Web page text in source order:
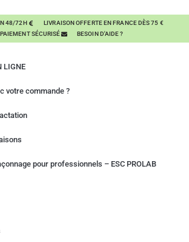
48/72H
LIVRAISON OFFERTE EN FRANCE DÈS 75 €
PAIEMENT SÉCURISÉ
BESOIN D'AIDE ?
LIGNE
votre commande ?
pour professionnels – ESC PROLAB